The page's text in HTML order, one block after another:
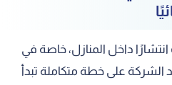
داخل المنازل، خاصة في
الشركة على خطة متكاملة تبدأ